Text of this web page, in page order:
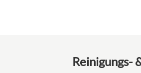
Reinigungs-